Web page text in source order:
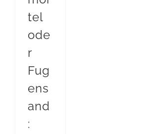
tel
ode
r
Fug
ens
and
: